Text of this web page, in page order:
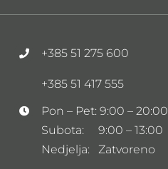
+385 51 275 600
+385 51 417 555
Pon – Pet: 9:00 – 20:00
Subota: 9:00 – 13:00
Nedjelja: Zatvoreno